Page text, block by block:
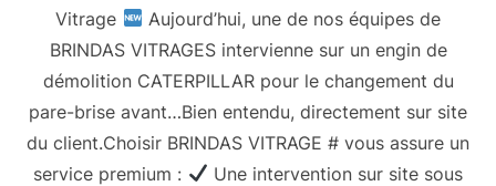
Vitrage
Aujourd’hui, une de nos équipes de
BRINDAS VITRAGES intervienne sur un engin de
démolition CATERPILLAR pour le changement du
pare-brise avant…Bien entendu, directement sur site
du client.Choisir BRINDAS VITRAGE # vous assure un
service premium :
Une intervention sur site sous